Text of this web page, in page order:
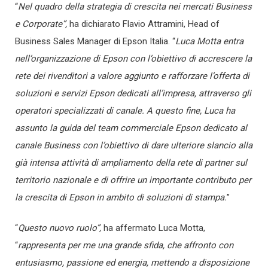
“Nel quadro della strategia di crescita nei mercati Business
e Corporate”, ha dichiarato Flavio Attramini, Head of
Business Sales Manager di Epson Italia. “Luca Motta entra
nell’organizzazione di Epson con l’obiettivo di accrescere la
rete dei rivenditori a valore aggiunto e rafforzare l’offerta di
soluzioni e servizi Epson dedicati all’impresa, attraverso gli
operatori specializzati di canale. A questo fine, Luca ha
assunto la guida del team commerciale Epson dedicato al
canale Business con l’obiettivo di dare ulteriore slancio alla
già intensa attività di ampliamento della rete di partner sul
territorio nazionale e di offrire un importante contributo per
la crescita di Epson in ambito di soluzioni di stampa.”
“Questo nuovo ruolo”, ha affermato Luca Motta,
“rappresenta per me una grande sfida, che affronto con
entusiasmo, passione ed energia, mettendo a disposizione